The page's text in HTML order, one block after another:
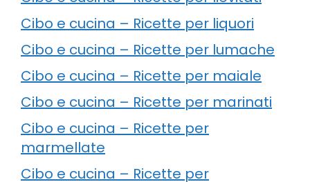
Cibo e cucina – Ricette per liquori
Cibo e cucina – Ricette per lumache
Cibo e cucina – Ricette per maiale
Cibo e cucina – Ricette per marinati
Cibo e cucina – Ricette per
marmellate
Cibo e cucina – Ricette per